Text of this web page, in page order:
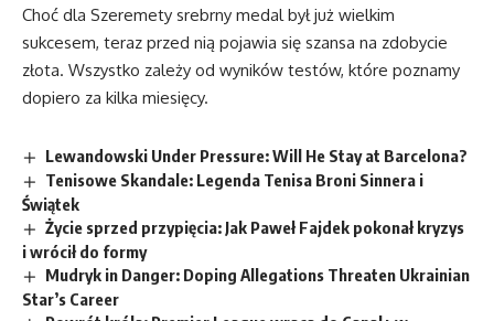
Choć dla Szeremety srebrny medal był już wielkim
sukcesem, teraz przed nią pojawia się szansa na zdobycie
złota. Wszystko zależy od wyników testów, które poznamy
dopiero za kilka miesięcy.
Lewandowski Under Pressure: Will He Stay at Barcelona?
Tenisowe Skandale: Legenda Tenisa Broni Sinnera i
Świątek
Życie sprzed przypięcia: Jak Paweł Fajdek pokonał kryzys
i wrócił do formy
Mudryk in Danger: Doping Allegations Threaten Ukrainian
Star’s Career